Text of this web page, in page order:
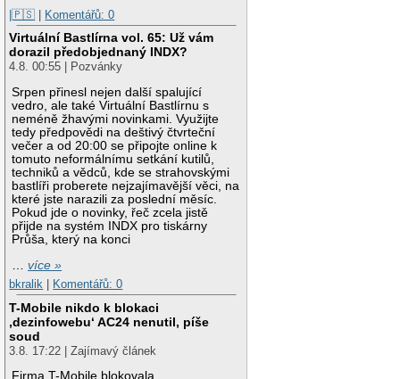
|🇵🇸 | Komentářů: 0
Virtuální Bastlírna vol. 65: Už vám
dorazil předobjednaný INDX?
4.8. 00:55 | Pozvánky
Srpen přinesl nejen další spalující
vedro, ale také Virtuální Bastlírnu s
neméně žhavými novinkami. Využijte
tedy předpovědi na deštivý čtvrteční
večer a od 20:00 se připojte online k
tomuto neformálnímu setkání kutilů,
techniků a vědců, kde se strahovskými
bastlíři proberete nejzajímavější věci, na
které jste narazili za poslední měsíc.
Pokud jde o novinky, řeč zcela jistě
přijde na systém INDX pro tiskárny
Průša, který na konci
…více »
bkralik
Komentářů: 0
T-Mobile nikdo k blokaci
‚dezinfowebu‘ AC24 nenutil, píše
soud
3.8. 17:22 | Zajímavý článek
Firma T-Mobile blokovala